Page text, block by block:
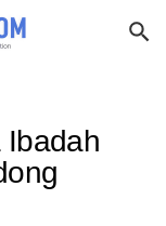
Ibadah